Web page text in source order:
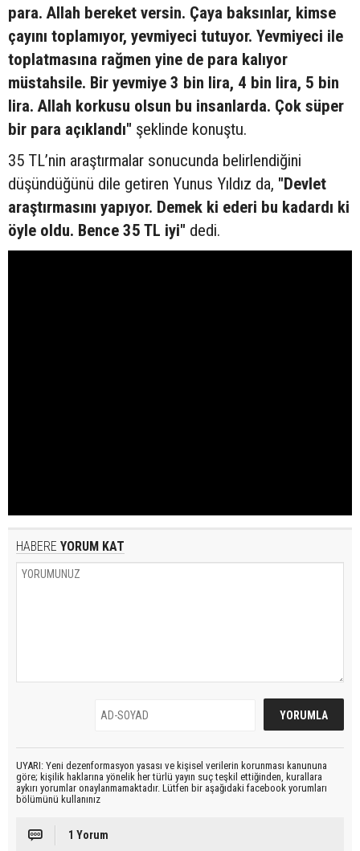
para. Allah bereket versin. Çaya baksınlar, kimse
çayını toplamıyor, yevmiyeci tutuyor. Yevmiyeci ile
toplatmasına rağmen yine de para kalıyor
müstahsile. Bir yevmiye 3 bin lira, 4 bin lira, 5 bin
lira. Allah korkusu olsun bu insanlarda. Çok süper
bir para açıklandı" şeklinde konuştu.
35 TL’nin araştırmalar sonucunda belirlendiğini
düşündüğünü dile getiren Yunus Yıldız da, "Devlet
araştırmasını yapıyor. Demek ki ederi bu kadardı ki
öyle oldu. Bence 35 TL iyi" dedi.
HABERE YORUM KAT
UYARI: Yeni dezenformasyon yasası ve kişisel verilerin korunması kanununa
göre; kişilik haklarına yönelik her türlü yayın suç teşkil ettiğinden, kurallara
aykırı yorumlar onaylanmamaktadır. Lütfen bir aşağıdaki facebook yorumları
bölümünü kullanınız
1 Yorum